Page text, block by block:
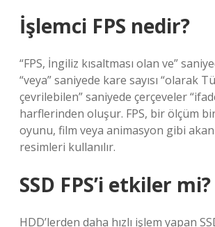
İşlemci FPS nedir?
“FPS, İngiliz kısaltması olan ve”
“veya” saniyede kare sayısı “olarak
çevrilebilen” saniyede çerçeveler
harflerinden oluşur. FPS, bir ölçüm
oyunu, film veya animasyon gibi
resimleri kullanılır.
SSD FPS’i etkiler mi?
HDD’lerden daha hızlı işlem yapan